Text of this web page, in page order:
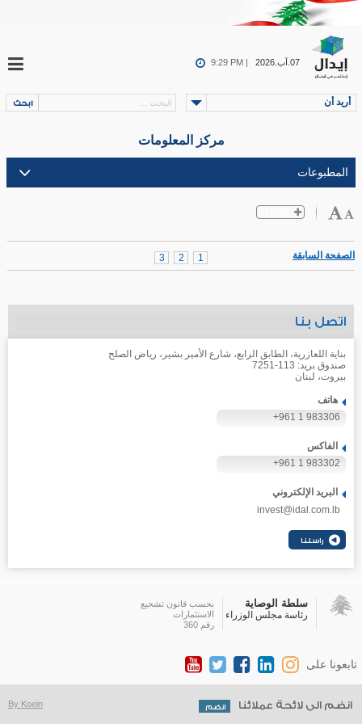
07.آب.2026 9:29 PM |
أريد أن
مركز المعلومات
1
2
3 الصفحة السابقة
اتصل بنا
بناية اللعازرية، الطابق الرابع، شارع الأمير بشير، رياض الصلح
صندوق بريد: 113-7251
بيروت، لبنان
هاتف
+961 1 983306
الفاكس
+961 1 983302
البريد الإلكتروني
invest@idal.com.lb
سلطة الوصاية
رئاسة مجلس الوزراء
بحسب قانون تشجيع
الاستثمارات
رقم 360
By Koein انضم الى لائحة عملائنا
تابعونا على